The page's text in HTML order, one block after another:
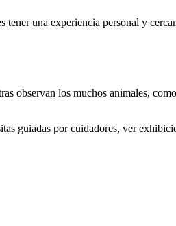
una experiencia personal y
observan los muchos animales,
guiadas por cuidadores, ver